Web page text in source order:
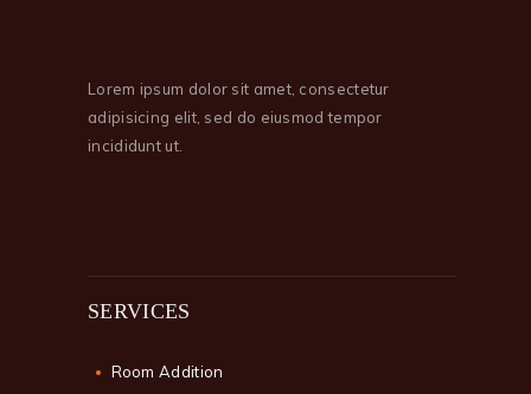
Lorem ipsum dolor sit amet, consectetur
adipisicing elit, sed do eiusmod tempor
incididunt ut.
SERVICES
Room Addition